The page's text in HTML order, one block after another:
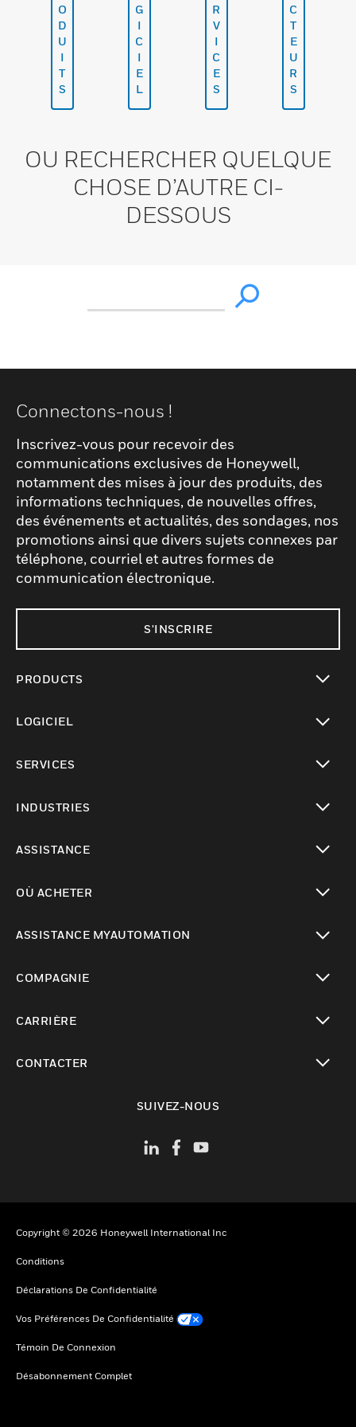
O
D
U
I
T
S
G
I
C
I
E
L
R
V
I
C
E
S
C
T
E
U
R
S
OU RECHERCHER QUELQUE
CHOSE D’AUTRE CI-
DESSOUS
Connectons-nous !
Inscrivez-vous pour recevoir des
communications exclusives de Honeywell,
notamment des mises à jour des produits, des
informations techniques, de nouvelles offres,
des événements et actualités, des sondages, nos
promotions ainsi que divers sujets connexes par
téléphone, courriel et autres formes de
communication électronique.
S'INSCRIRE
PRODUCTS
LOGICIEL
SERVICES
INDUSTRIES
ASSISTANCE
OÙ ACHETER
ASSISTANCE MYAUTOMATION
COMPAGNIE
CARRIÈRE
CONTACTER
SUIVEZ-NOUS
Copyright © 2026 Honeywell International Inc
Conditions
Déclarations De Confidentialité
Vos Préférences De Confidentialité
Témoin De Connexion
Désabonnement Complet